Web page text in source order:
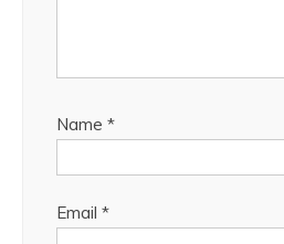
Name *
Email *